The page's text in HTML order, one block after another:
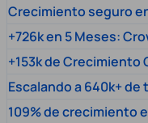
Crecimiento seguro
+726k en 5 Meses:
+153k de
Escalando a 640k+
109% de crecimiento